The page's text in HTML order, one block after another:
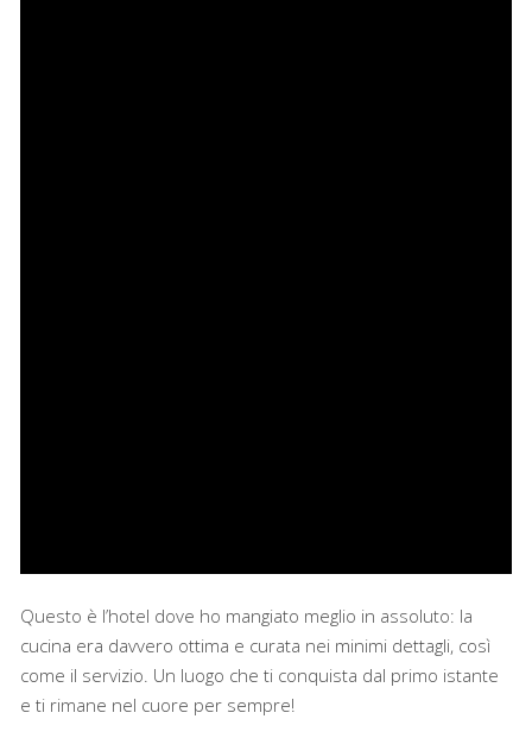
Questo è l’hotel dove ho mangiato meglio in assoluto: la
cucina era davvero ottima e curata nei minimi dettagli, così
come il servizio. Un luogo che ti conquista dal primo istante
e ti rimane nel cuore per sempre!